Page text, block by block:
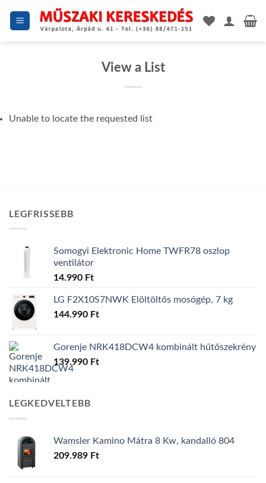
View a List
Unable to locate the requested list
LEGFRISSEBB
Somogyi Elektronic Home TWFR78 oszlop
ventilátor
14.990 Ft
LG F2X10S7NWK Elöltöltős mosógép, 7 kg
144.990 Ft
Gorenje NRK418DCW4 kombinált hűtőszekrény
139.990 Ft
LEGKEDVELTEBB
Wamsler Kamino Mátra 8 Kw, kandalló 804
209.989 Ft